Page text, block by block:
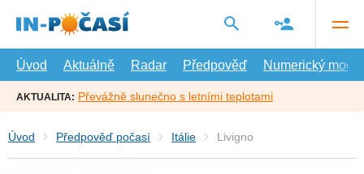
hlavní
Úvod
Aktuálně Radar Předpověď Numerický model
AKTUALITA: Převážně slunečno s letními teplotami
Úvod Předpověď počasí Itálie Livigno